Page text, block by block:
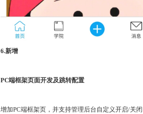
6.新增
PC端框架页面开发及跳转配置
增加PC端框架页，并支持管理后台自定义开启/关闭